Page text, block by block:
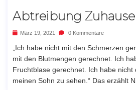
Abtreibung Zuhause
März 19, 2021 0 Kommentare
„Ich habe nicht mit den Schmerzen
mit den Blutmengen gerechnet. Ich
Fruchtblase gerechnet. Ich habe nicht
meinen Sohn zu sehen.“ Das erzählt